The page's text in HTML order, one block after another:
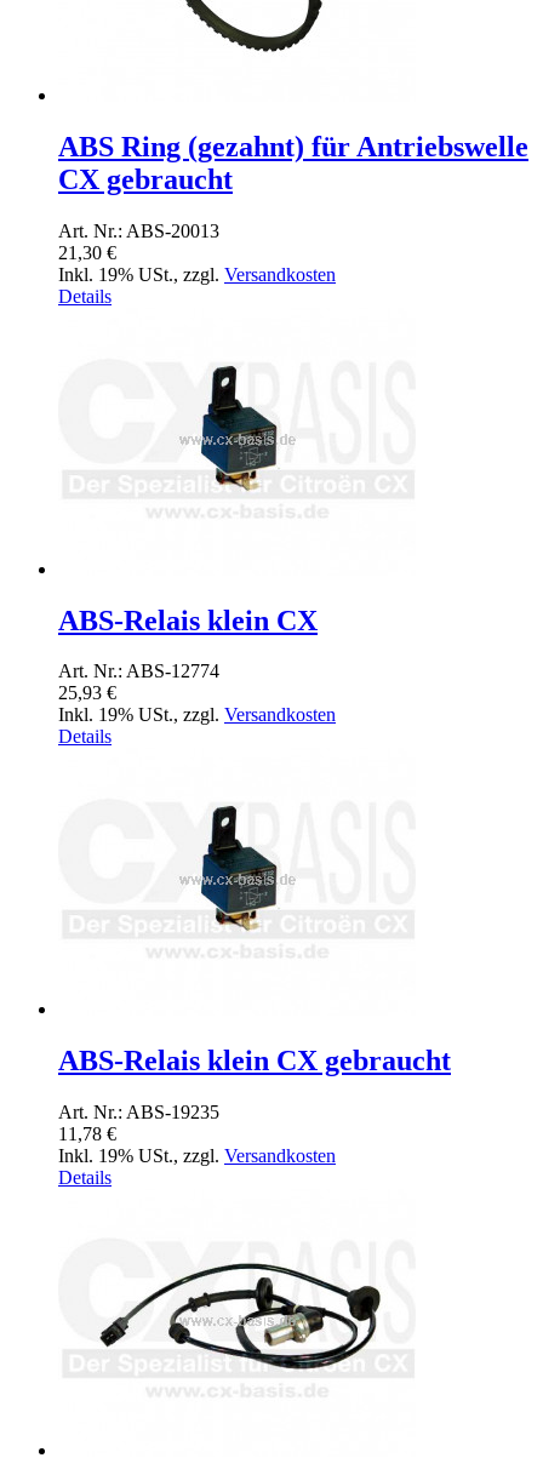
ABS Ring (gezahnt) für Antriebswelle
CX gebraucht
Art. Nr.: ABS-20013
21,30 €
Inkl. 19% USt., zzgl. Versandkosten
Details
ABS-Relais klein CX
Art. Nr.: ABS-12774
25,93 €
Inkl. 19% USt., zzgl. Versandkosten
Details
ABS-Relais klein CX gebraucht
Art. Nr.: ABS-19235
11,78 €
Inkl. 19% USt., zzgl. Versandkosten
Details